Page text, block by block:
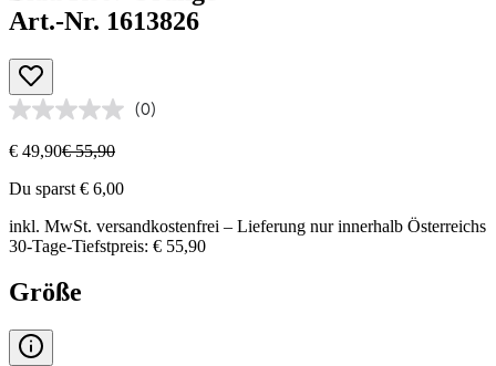
Art.-Nr. 1613826
(0)
€ 49,90€ 55,90
Du sparst € 6,00
inkl. MwSt. versandkostenfrei – Lieferung nur innerhalb Österreichs
30-Tage-Tiefstpreis: € 55,90
Größe